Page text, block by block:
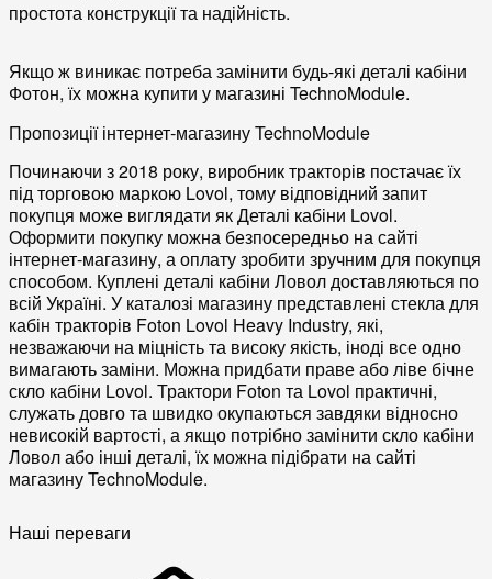
простота конструкції та надійність.
Якщо ж виникає потреба замінити будь-які деталі кабіни
Фотон, їх можна купити у магазині TechnoModule.
Пропозиції інтернет-магазину TechnoModule
Починаючи з 2018 року, виробник тракторів постачає їх
під торговою маркою Lovol, тому відповідний запит
покупця може виглядати як Деталі кабіни Lovol.
Оформити покупку можна безпосередньо на сайті
інтернет-магазину, а оплату зробити зручним для покупця
способом. Куплені деталі кабіни Ловол доставляються по
всій Україні. У каталозі магазину представлені стекла для
кабін тракторів Foton Lovol Heavy Industry, які,
незважаючи на міцність та високу якість, іноді все одно
вимагають заміни. Можна придбати праве або ліве бічне
скло кабіни Lovol. Трактори Foton та Lovol практичні,
служать довго та швидко окупаються завдяки відносно
невисокій вартості, а якщо потрібно замінити скло кабіни
Ловол або інші деталі, їх можна підібрати на сайті
магазину TechnoModule.
Наші переваги